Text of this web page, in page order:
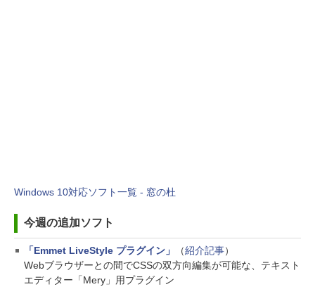
Windows 10対応ソフト一覧 - 窓の杜
今週の追加ソフト
「Emmet LiveStyle プラグイン」 （紹介記事）
Webブラウザーとの間でCSSの双方向編集が可能な、テキスト
エディター「Mery」用プラグイン